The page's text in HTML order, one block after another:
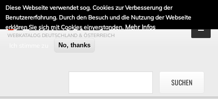
Diese Webseite verwendet sog. Cookies zur Verbesserung der
Benutzererfahrung. Durch den Besuch und die Nutzung der Webseite
erklären Sie sich mit Cookies einverstanden. Mehr Infos
No, thanks
DE-LINKLISTE.DE
WEBKATALOG DEUTSCHLAND & ÖSTERREICH